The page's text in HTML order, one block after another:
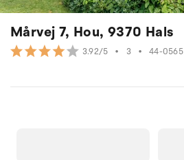
Mårvej 7, Hou, 9370 Hals
3.92/5 • 3 • 44-0565